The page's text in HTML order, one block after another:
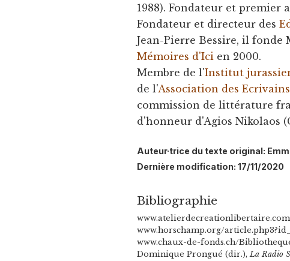
1988). Fondateur et premier
Fondateur et directeur des
Jean-Pierre Bessire, il fonde
Mémoires d'Ici en 2000.
Membre de l'Institut
de l'Association des
commission de littérature
d'honneur d'Agios Nikolaos
Auteur·trice du texte original:
Dernière modification: 17/11/2020
Bibliographie
www.horschamp.org/
www.chaux-de-fonds.ch/
Dominique Prongué (dir.),La Radio